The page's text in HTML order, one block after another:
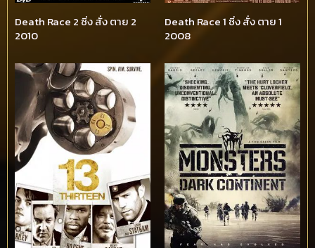
Death Race 2 ซิ่ง สั่ง ตาย 2
2010
Death Race 1 ซิ่ง สั่ง ตาย 1
2008